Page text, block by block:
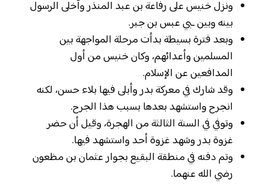
ونزل خنيس على رفاعة بن عبد المنذر وآخلى الرسول
بينه وبين ـبي عبس بن جبر.
وبعد فترة بسيطة بدأت مرحلة المواجهة بين
المسلمين وأعدائهم، وكان خنيس من أول
المدافعين عن الإسلام.
وقد شارك في معركة بدر وأبلى فيها بلاء حسن، لكنه
انجرح واستشهد بعدها بسبب هذا الجرح.
وتوفي في السنة الثالثة من الهجرة، وقيل أن حضر
غزوة بدر وشهد غزوة أحد واستشهد فيها.
وتم دفنه في منطقة البقيع بجوار عثمان بن مظعون
رضي الله عنهما.